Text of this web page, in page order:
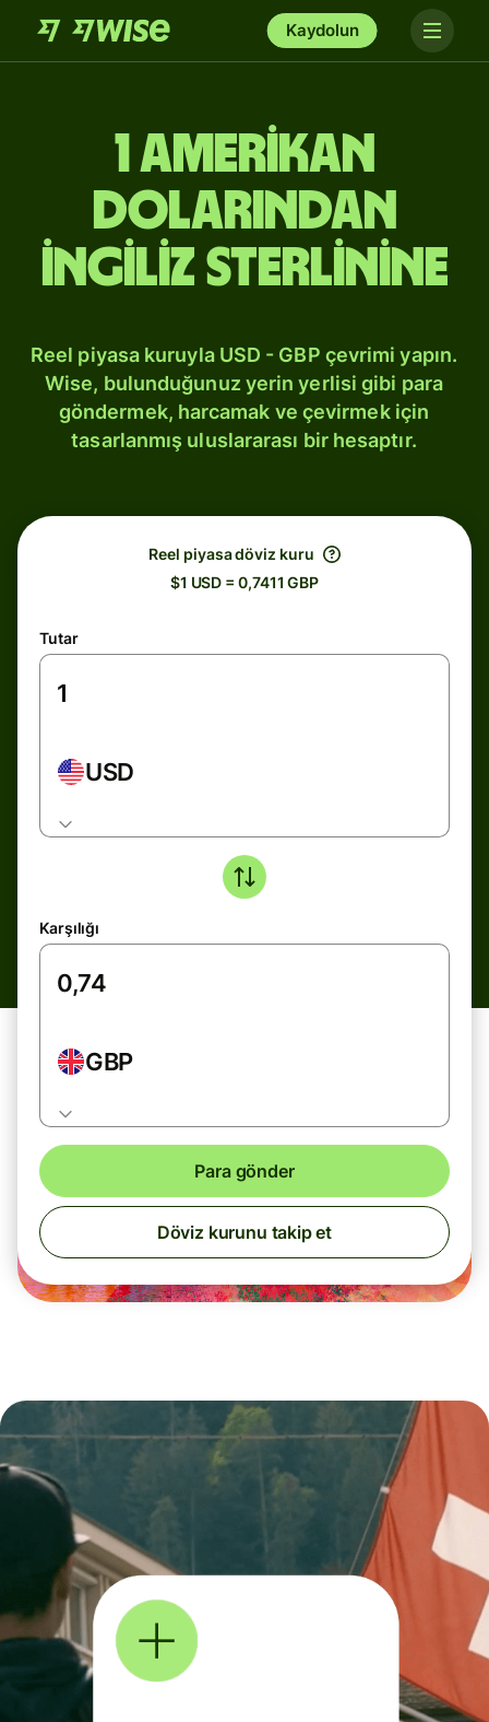
Kaydolun
1 Amerikan
dolarından
İngiliz sterlinine
Reel piyasa kuruyla USD - GBP çevrimi yapın.
Wise, bulunduğunuz yerin yerlisi gibi para
göndermek, harcamak ve çevirmek için
tasarlanmış uluslararası bir hesaptır.
Reel piyasa döviz kuru
$1 USD = 0,7411 GBP
Tutar
USD
Karşılığı
GBP
Para gönder
Döviz kurunu takip et